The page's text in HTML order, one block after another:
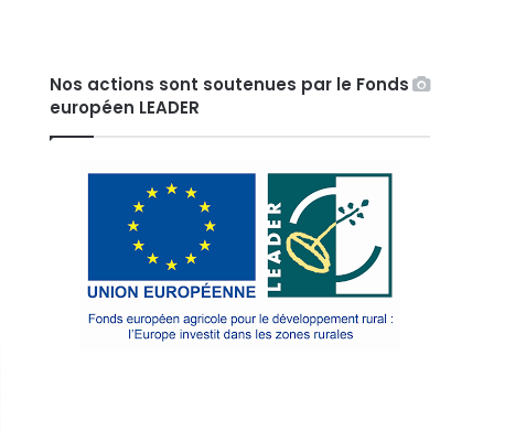
Nos actions sont soutenues par le Fonds
européen LEADER